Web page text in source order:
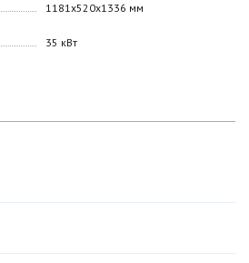
1181х520х1336 мм
35 кВт